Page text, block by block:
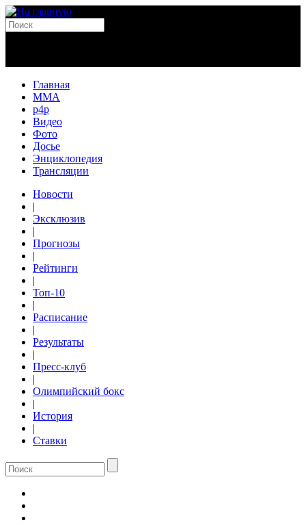
Главная
MMA
p4p
Видео
Фото
Досье
Энциклопедия
Трансляции
Новости
|
Эксклюзив
|
Прогнозы
|
Рейтинги
|
Топ-10
|
Расписание
|
Результаты
|
Пресс-клуб
|
Олимпийский бокс
|
История
|
Ставки